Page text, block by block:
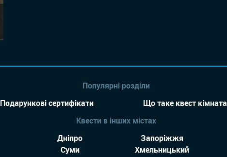
Популярні розділи
Подарункові сертифікати Що таке квест кімната
Квести в інших містах
Дніпро Запоріжжя
Суми
Хмельницький